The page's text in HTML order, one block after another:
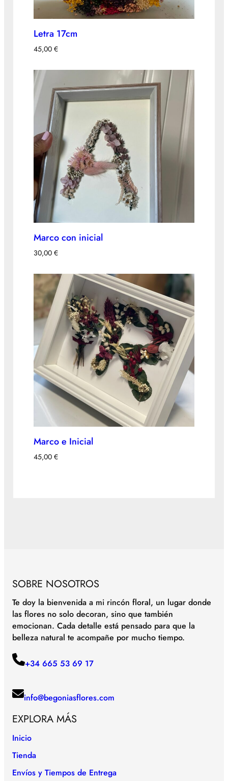
Letra 17cm
45,00 €
Marco con inicial
30,00 €
Marco e Inicial
45,00 €
SOBRE NOSOTROS
Te doy la bienvenida a mi rincón floral, un lugar donde
las flores no solo decoran, sino que también
emocionan. Cada detalle está pensado para que la
belleza natural te acompañe por mucho tiempo.
+34 665 53 69 17
info@begoniasflores.com
EXPLORA MÁS
Inicio
Tienda
Envíos y Tiempos de Entrega